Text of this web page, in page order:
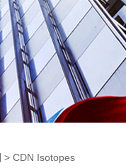
> CDN Isotopes